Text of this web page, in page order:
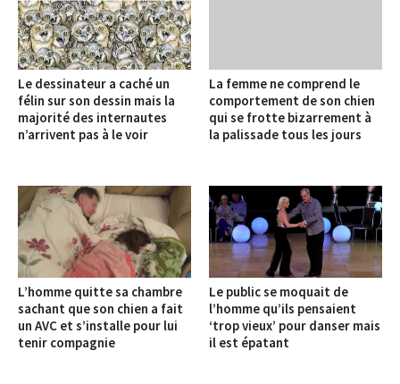
Le dessinateur a caché un
félin sur son dessin mais la
majorité des internautes
n’arrivent pas à le voir
La femme ne comprend le
comportement de son chien
qui se frotte bizarrement à
la palissade tous les jours
L’homme quitte sa chambre
sachant que son chien a fait
un AVC et s’installe pour lui
tenir compagnie
Le public se moquait de
l’homme qu’ils pensaient
‘trop vieux’ pour danser mais
il est épatant